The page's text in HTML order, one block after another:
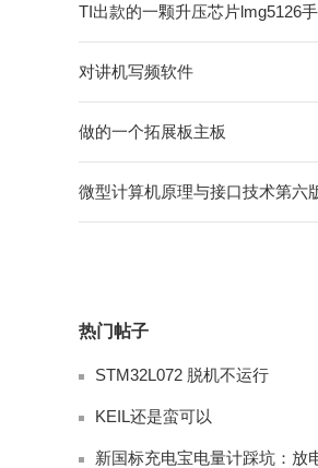
TI出款的一颗升压芯片lmg5126
对讲机写频软件
做的一个拓展板主板
微型计算机原理与接口技术第六
热门帖子
STM32L072 脱机不运行
KEIL还是蛮可以